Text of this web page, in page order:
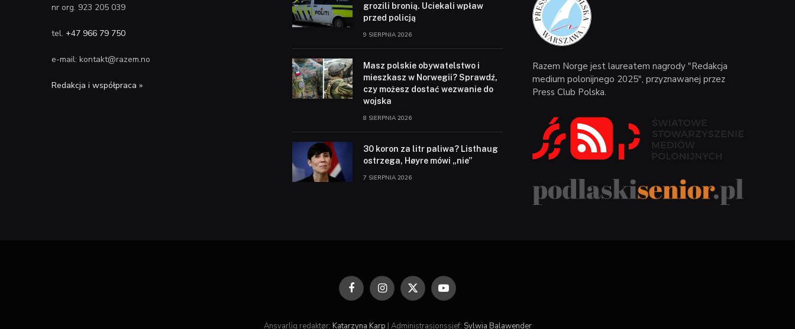
nr org. 923 205 039
tel. +47 966 79 750
e-mail: kontakt@razem.no
Redakcja i współpraca »
grozili bronią. Uciekali wpław
przed policją
9 SIERPNIA 2026
Masz polskie obywatelstwo i
mieszkasz w Norwegii? Sprawdź,
czy możesz dostać wezwanie do
wojska
8 SIERPNIA 2026
30 koron za litr paliwa? Listhaug
ostrzega, Høyre mówi „nie”
7 SIERPNIA 2026
Razem Norge jest laureatem nagrody "Redakcja
medium polonijnego 2025", przyznawanej przez
Press Club Polska.
FacebookInstagram
X
(Twitter)
YouTube
Ansvarlig redaktør: Katarzyna Karp | Administrasjonssjef: Sylwia Balawender